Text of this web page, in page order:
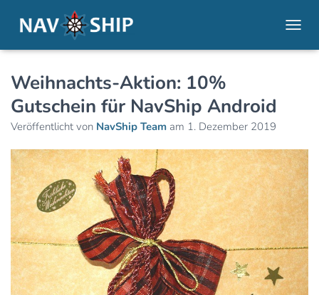
Weihnachts-Aktion: 10%
Gutschein für NavShip Android
Veröffentlicht von NavShip Team am 1. Dezember 2019